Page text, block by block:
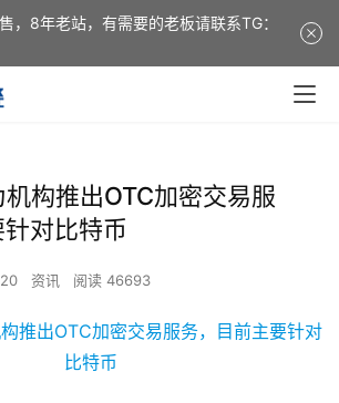
构推出OTC加密交易服
对比特币
资讯 阅读 46693
，8年老站，有需要的老板请联系TG：
is for sale. It is a 8-year-old
it, please contact TG: tuhaov